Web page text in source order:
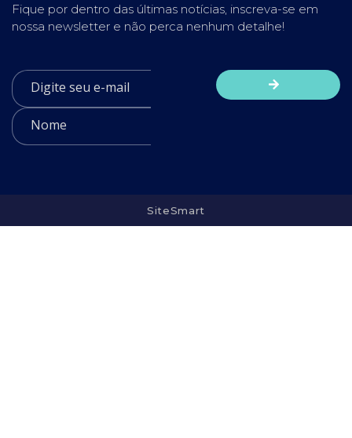
Fique por dentro das últimas notícias, inscreva-se em
nossa newsletter e não perca nenhum detalhe!
SiteSmart